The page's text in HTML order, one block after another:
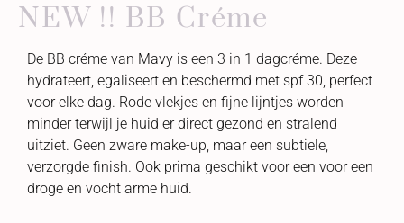
NEW !! BB Créme
De BB créme van Mavy is een 3 in 1 dagcréme. Deze
hydrateert, egaliseert en beschermd met spf 30, perfect
voor elke dag. Rode vlekjes en fijne lijntjes worden
minder terwijl je huid er direct gezond en stralend
uitziet. Geen zware make-up, maar een subtiele,
verzorgde finish. Ook prima geschikt voor een voor een
droge en vocht arme huid.